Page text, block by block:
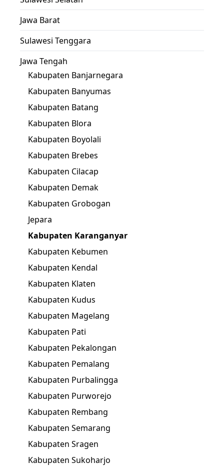
Jawa Barat
Sulawesi Tenggara
Jawa Tengah
Kabupaten Banjarnegara
Kabupaten Banyumas
Kabupaten Batang
Kabupaten Blora
Kabupaten Boyolali
Kabupaten Brebes
Kabupaten Cilacap
Kabupaten Demak
Kabupaten Grobogan
Jepara
Kabupaten Karanganyar
Kabupaten Kebumen
Kabupaten Kendal
Kabupaten Klaten
Kabupaten Kudus
Kabupaten Magelang
Kabupaten Pati
Kabupaten Pekalongan
Kabupaten Pemalang
Kabupaten Purbalingga
Kabupaten Purworejo
Kabupaten Rembang
Kabupaten Semarang
Kabupaten Sragen
Kabupaten Sukoharjo